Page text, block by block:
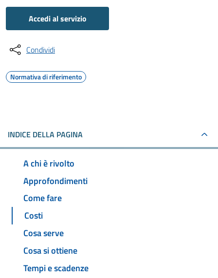
Accedi al servizio
Condividi
Normativa di riferimento
INDICE DELLA PAGINA
A chi è rivolto
Approfondimenti
Come fare
Costi
Cosa serve
Cosa si ottiene
Tempi e scadenze